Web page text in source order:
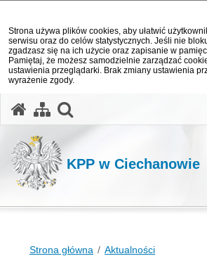
Strona używa plików cookies, aby ułatwić
serwisu oraz do celów statystycznych. Jeśli nie
zgadzasz się na ich użycie oraz zapisanie w
Pamiętaj, że możesz samodzielnie zarządzać
ustawienia przeglądarki. Brak zmiany ustawienia
wyrażenie zgody.
KPP w Ciechanowie
Strona główna Aktualności